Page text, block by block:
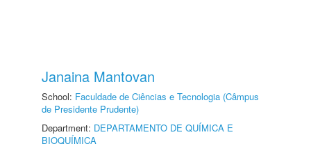
Janaina Mantovan
School: Faculdade de Ciências e Tecnologia (Câmpus
de Presidente Prudente)
Department: DEPARTAMENTO DE QUÍMICA E
BIOQUÍMICA